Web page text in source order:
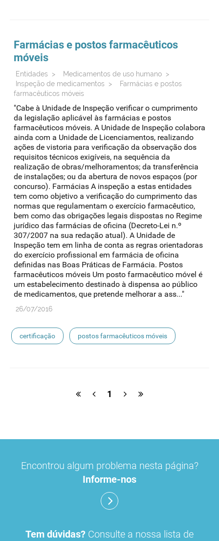
Farmácias e postos farmacêuticos
móveis
Entidades > Medicamentos de uso humano >
Inspeção de medicamentos >
Farmácias e postos
farmacêuticos móveis
"Cabe à Unidade de Inspeção verificar o cumprimento
da legislação aplicável às farmácias e postos
farmacêuticos móveis. A Unidade de Inspeção colabora
ainda com a Unidade de Licenciamentos, realizando
ações de vistoria para verificação da observação dos
requisitos técnicos exigíveis, na sequência da
realização de obras/melhoramentos; da transferência
de instalações; ou da abertura de novos espaços (por
concurso). Farmácias A inspeção a estas entidades
tem como objetivo a verificação do cumprimento das
normas que regulamentam o exercício farmacêutico,
bem como das obrigações legais dispostas no Regime
jurídico das farmácias de oficina (Decreto-Lei n.º
307/2007 na sua redação atual). A Unidade de
Inspeção tem em linha de conta as regras orientadoras
do exercício profissional em farmácia de oficina
definidas nas Boas Práticas de Farmácia. Postos
farmacêuticos móveis Um posto farmacêutico móvel é
um estabelecimento destinado à dispensa ao público
de medicamentos, que pretende melhorar a ass..."
26/07/2016
certificação postos farmacêuticos móveis
1
Encontrou algum problema nesta página?
Informe-nos
Tem dúvidas? Consulte a nossa lista de